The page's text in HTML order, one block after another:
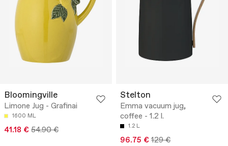
Bloomingville
Limone Jug - Grafinai
1600 ML
41.18 € 54.90 €
Stelton
Emma vacuum jug,
coffee - 1.2 l.
1.2 L
96.75 € 129 €